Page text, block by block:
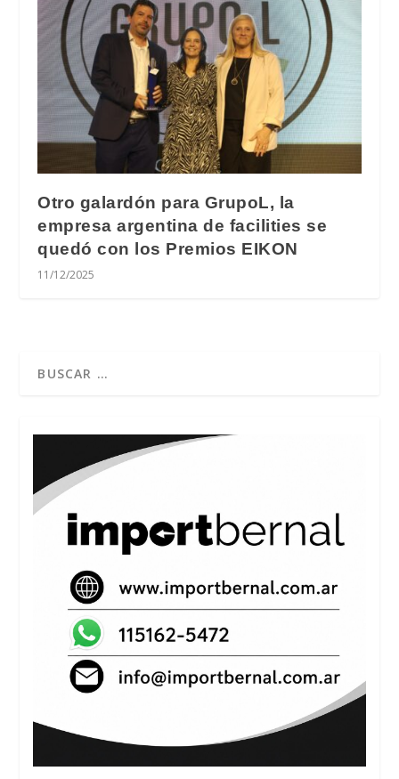
Otro galardón para GrupoL, la
empresa argentina de facilities se
quedó con los Premios EIKON
11/12/2025